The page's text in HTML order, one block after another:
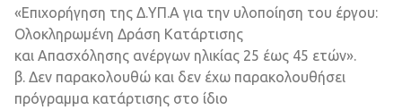
«Επιχορήγηση της Δ.ΥΠ.Α για την υλοποίηση του έργου:
Ολοκληρωμένη Δράση Κατάρτισης
και Απασχόλησης ανέργων ηλικίας 25 έως 45 ετών».
β. Δεν παρακολουθώ και δεν έχω παρακολουθήσει
πρόγραμμα κατάρτισης στο ίδιο